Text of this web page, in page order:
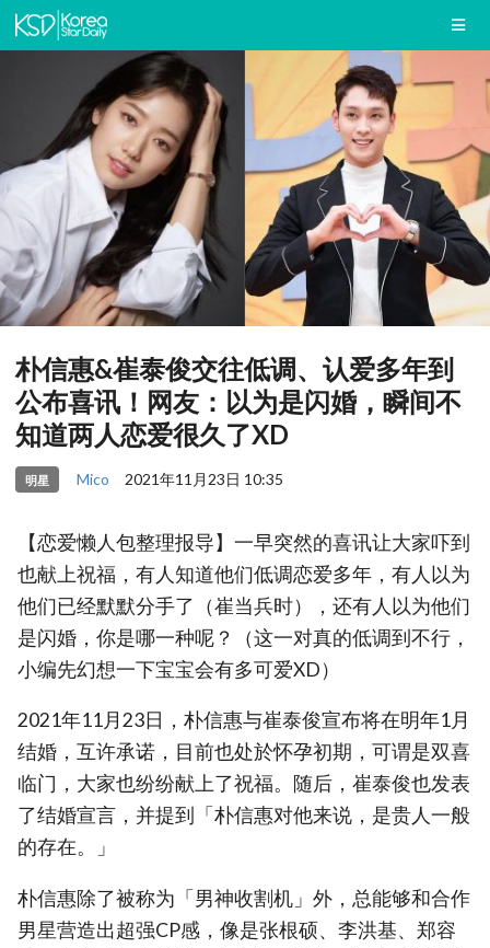
朴信惠&崔泰俊交往低调、认爱多年到
公布喜讯！网友：以为是闪婚，瞬间不
知道两人恋爱很久了XD
明星 Mico 2021年11月23日 10:35
【恋爱懒人包整理报导】一早突然的喜讯让大家吓到
也献上祝福，有人知道他们低调恋爱多年，有人以为
他们已经默默分手了（崔当兵时），还有人以为他们
是闪婚，你是哪一种呢？（这一对真的低调到不行，
小编先幻想一下宝宝会有多可爱XD）
2021年11月23日，朴信惠与崔泰俊宣布将在明年1月
结婚，互许承诺，目前也处於怀孕初期，可谓是双喜
临门，大家也纷纷献上了祝福。随后，崔泰俊也发表
了结婚宣言，并提到「朴信惠对他来说，是贵人一般
的存在。」
朴信惠除了被称为「男神收割机」外，总能够和合作
男星营造出超强CP感，像是张根硕、李洪基、郑容